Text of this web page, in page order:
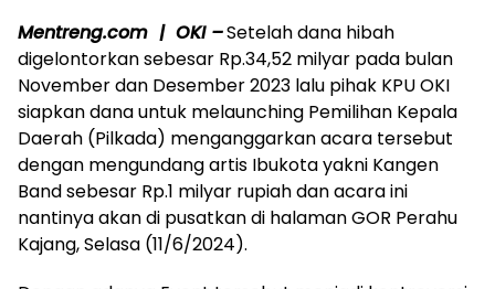
Mentreng.com | OKI –Setelah dana hibah
digelontorkan sebesar Rp.34,52 milyar pada bulan
November dan Desember 2023 lalu pihak KPU OKI
siapkan dana untuk melaunching Pemilihan Kepala
Daerah (Pilkada) menganggarkan acara tersebut
dengan mengundang artis Ibukota yakni Kangen
Band sebesar Rp.1 milyar rupiah dan acara ini
nantinya akan di pusatkan di halaman GOR Perahu
Kajang, Selasa (11/6/2024).